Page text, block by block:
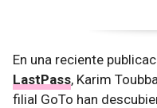
En una reciente
LastPass, Karim
filial GoTo han